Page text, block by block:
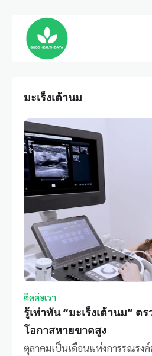
มะเร็งเต้านม
ติดต่อเรา
รู้เท่าทัน “มะเร็งเต้านม” ตร
โอกาสหายขาดสูง
ตุลาคมเป็นเดือนแห่งการรณรง